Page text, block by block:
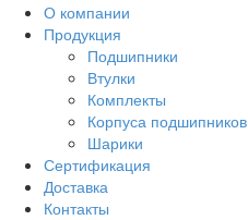
О компании
Продукция
Подшипники
Втулки
Комплекты
Корпуса подшипников
Шарики
Сертификация
Доставка
Контакты